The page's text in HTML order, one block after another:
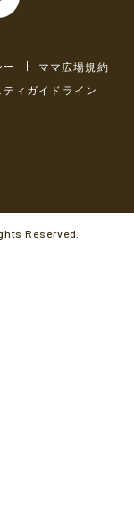
ママ広場規約
ティガイドライン
Reserved.